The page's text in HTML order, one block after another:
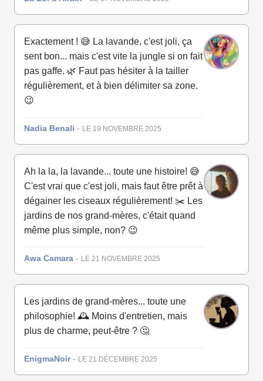
Exactement ! 😅 La lavande, c'est joli, ça
sent bon... mais c'est vite la jungle si on fait
pas gaffe. 🌿 Faut pas hésiter à la tailler
régulièrement, et à bien délimiter sa zone.
😉
Nadia Benali - LE 19 NOVEMBRE 2025
Ah la la, la lavande... toute une histoire! 😅
C'est vrai que c'est joli, mais faut être prêt à
dégainer les ciseaux régulièrement! ✂️ Les
jardins de nos grand-mères, c'était quand
même plus simple, non? 😉
Awa Camara - LE 21 NOVEMBRE 2025
Les jardins de grand-mères... toute une
philosophie! 🕰️ Moins d'entretien, mais
plus de charme, peut-être ? 🤔
EnigmaNoir- LE 21 DÉCEMBRE 2025